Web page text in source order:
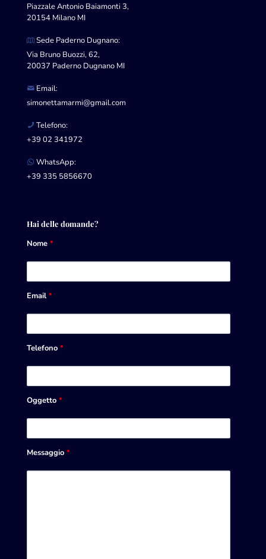
Piazzale Antonio Baiamonti 3,
20154 Milano MI
Sede Paderno Dugnano:
Via Bruno Buozzi, 62,
20037 Paderno Dugnano MI
Email:
simonettamarmi@gmail.com
Telefono:
+39 02 341972
WhatsApp:
+39 335 5856670
Hai delle domande?
Nome *
Email *
Telefono *
Oggetto *
Messaggio *